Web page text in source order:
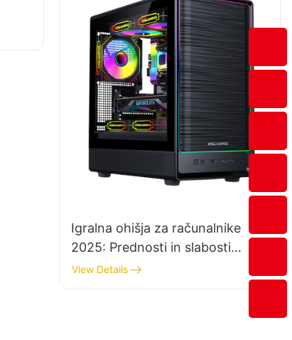
Igralna ohišja za računalnike
2025: Prednosti in slabosti
različnih velikosti ohišij
View Details